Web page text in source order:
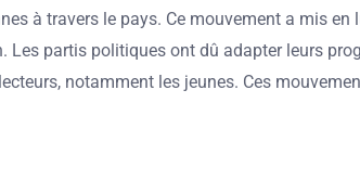
à travers le pays. Ce mouvement a mis
partis politiques ont dû adapter leurs
notamment les jeunes. Ces